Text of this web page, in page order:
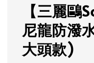
【三麗鷗
尼龍防潑
大頭款)